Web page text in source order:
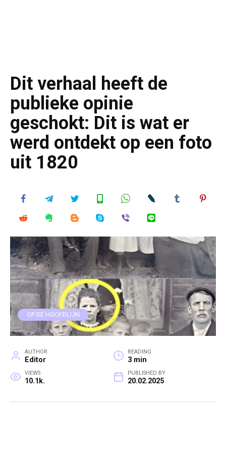
Dit verhaal heeft de
publieke opinie
geschokt: Dit is wat er
werd ontdekt op een foto
uit 1820
OP DE HOOFDLIJN
AUTHOR
Editor
READING
3 min
VIEWS
10.1k.
PUBLISHED BY
20.02.2025